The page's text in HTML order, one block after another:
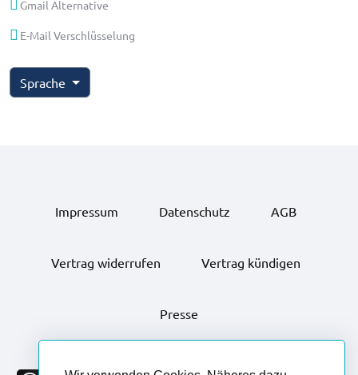
Gmail Alternative
E-Mail Verschlüsselung
Sprache
Impressum Datenschutz AGB
Vertrag widerrufen Vertrag kündigen
Presse